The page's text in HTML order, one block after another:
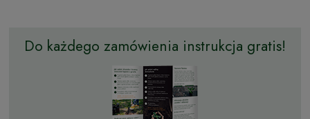
Do każdego zamówienia instrukcja gratis!